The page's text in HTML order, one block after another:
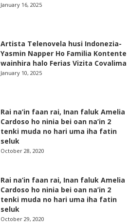
January 16, 2025
Artista Telenovela husi Indonezia-
Yasmin Napper Ho Familia Kontente
wainhira halo Ferias Vizita Covalima
January 10, 2025
Rai na’in faan rai, Inan faluk Amelia
Cardoso ho ninia bei oan na’in 2
tenki muda no hari uma iha fatin
seluk
October 28, 2020
Rai na’in faan rai, Inan faluk Amelia
Cardoso ho ninia bei oan na’in 2
tenki muda no hari uma iha fatin
seluk
October 29, 2020